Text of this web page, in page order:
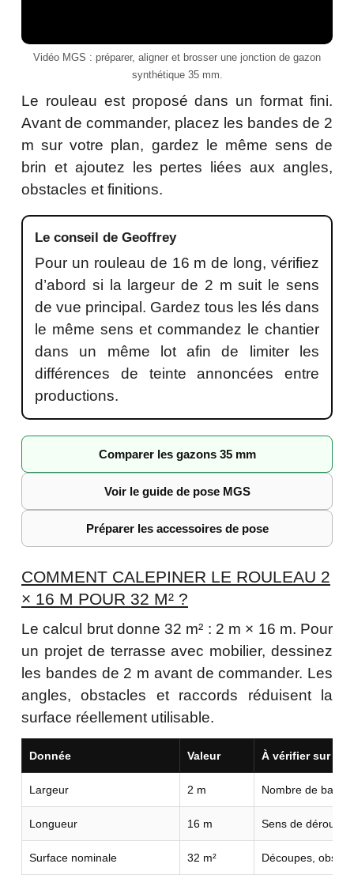
Vidéo MGS : préparer, aligner et brosser une jonction de gazon
synthétique 35 mm.
Le rouleau est proposé dans un format fini.
Avant de commander, placez les bandes de 2
m sur votre plan, gardez le même sens de
brin et ajoutez les pertes liées aux angles,
obstacles et finitions.
Le conseil de Geoffrey
Pour un rouleau de 16 m de long, vérifiez
d’abord si la largeur de 2 m suit le sens
de vue principal. Gardez tous les lés dans
le même sens et commandez le chantier
dans un même lot afin de limiter les
différences de teinte annoncées entre
productions.
Comparer les gazons 35 mm
Voir le guide de pose MGS
Préparer les accessoires de pose
COMMENT CALEPINER LE ROULEAU 2
× 16 M POUR 32 M² ?
Le calcul brut donne 32 m² : 2 m × 16 m. Pour
un projet de terrasse avec mobilier, dessinez
les bandes de 2 m avant de commander. Les
angles, obstacles et raccords réduisent la
surface réellement utilisable.
Donnée Valeur À vérifier sur
Largeur 2 m Nombre de
Longueur 16 m Sens de
Surface nominale 32 m² Découpes,